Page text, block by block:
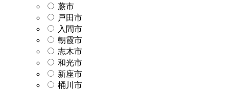
蕨市
戸田市
入間市
朝霞市
志木市
和光市
新座市
桶川市